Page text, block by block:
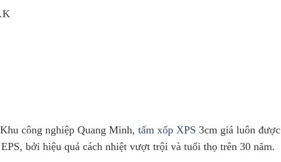
công nghiệp Quang Minh, tấm xốp XPS 3cm giá luôn được
bởi hiệu quả cách nhiệt vượt trội và tuổi thọ trên 30 năm.